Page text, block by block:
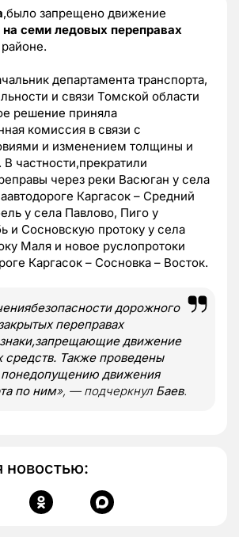
,было запрещено движение
на семи ледовых переправах
департамента транспорта,
и связи Томской области
решение приняла
комиссия в связи с
и изменением толщины и
В частности,прекратили
через реки Васюган у села
Каргасок – Средний
у села Павлово, Пиго у
и Сосновскую протоку у села
Маля и новое руслопротоки
Каргасок – Сосновка – Восток.
дорожного
переправах
движение
средств. Также проведены
движения
по ним», — подчеркнул Баев.
новостью: